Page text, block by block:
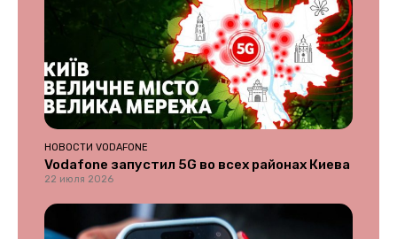
НОВОСТИ VODAFONE
Vodafone запустил 5G во всех районах Киева
22 июля 2026